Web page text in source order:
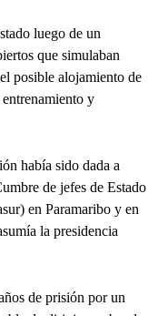
luego de un
que simulaban
posible alojamiento de
y
había sido dada a
de jefes de Estado
en Paramaribo y en
la presidencia
de prisión por un